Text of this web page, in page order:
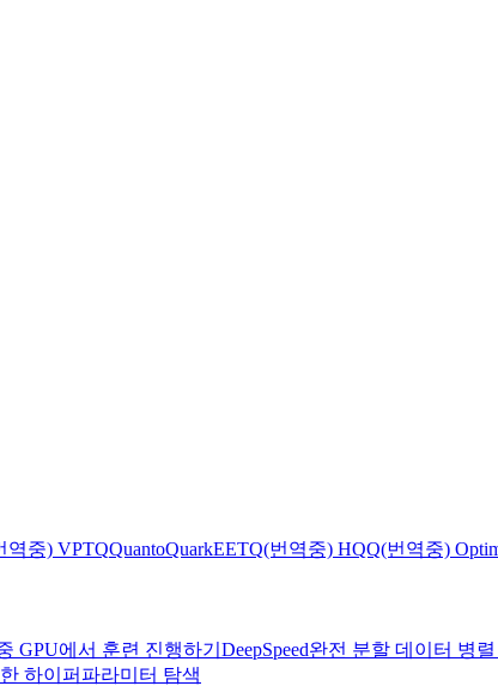
역중) VPTQQuantoQuarkEETQ(번역중) HQQ(번역중)
GPU에서 훈련 진행하기 DeepSpeed완전 분할 데이터 병렬
하이퍼파라미터 탐색